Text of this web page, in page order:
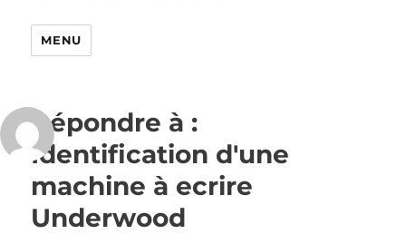
MENU
Répondre à :
Identification d'une
machine à ecrire
Underwood